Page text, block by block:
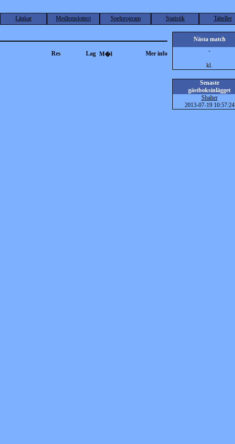
Länkar Medlemslotteri Spelprogram Statistik Tabeller
Res Lag M�l Mer info
Nästa match
-
kl.
Senaste
gästboksinlägget
Shaher
2013-07-19 10:57:24